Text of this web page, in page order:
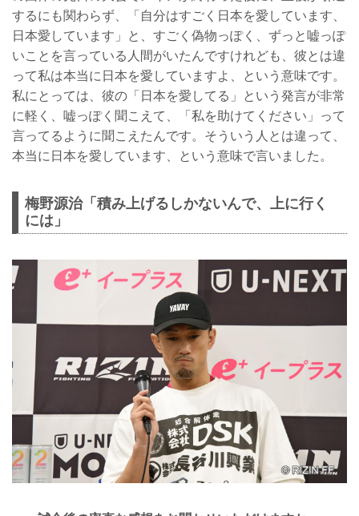
するにも関わらず、「自分はすごく日本を愛しています、
日本愛しています」と、すごく偽物っぽく、ずっと嘘っぽ
いことを言っている人間がいたんですけれども、彼とは違
って私は本当に日本を愛していますよ、という意味です。
私にとっては、彼の「日本を愛してる」という発言が非常
に軽く、嘘っぽく聞こえて、「私を助けてください」って
言ってるように聞こえたんです。そういう人とは違って、
本当に日本を愛しています、という意味で言いました。
梅野源治「積み上げるしかないんで、上に行く
には」